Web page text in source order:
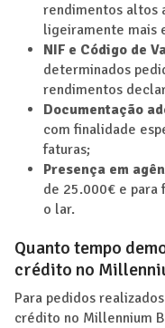
rendimentos altos
ligeiramente mais
NIF e Código de
determinados
rendimentos
Documentação
com finalidade
faturas;
Presença em
de 25.000€ e para
o lar.
Quanto tempo
crédito no
Para pedidos
crédito no Millennium